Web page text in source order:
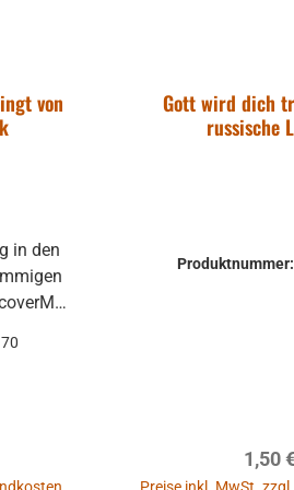
von
in den
Gott wird dich
russische
1,50